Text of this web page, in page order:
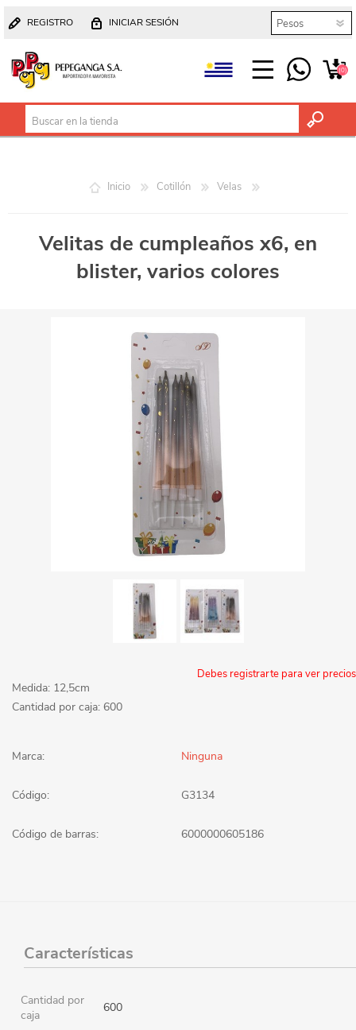
REGISTRO INICIAR SESIÓN
(0)
Inicio Cotillón Velas
Velitas de cumpleaños x6, en
blister, varios colores
Debes registrarte para ver precios
Medida: 12,5cm
Cantidad por caja: 600
Marca: Ninguna
Código: G3134
Código de barras: 6000000605186
Características
Cantidad por
caja
600